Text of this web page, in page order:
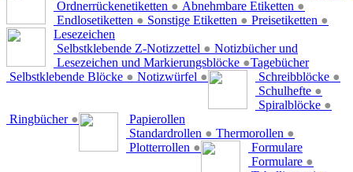
Ordnerrückenetiketten ● Abnehmbare Etiketten ●
Endlosetiketten ● Sonstige Etiketten ● Preisetiketten ●
Lesezeichen
Selbstklebende Z-Notizzettel ●
Lesezeichen und Markierungsblöcke ●
Selbstklebende Blöcke ● Notizwürfel ●
Notizbücher und
Tagebücher
Schreibblöcke ●
Schulhefte ●
Spiralblöcke ●
Ringbücher ●
Papierollen
Standardrollen ● Thermorollen ●
Plotterrollen ●
Formulare
Formulare ●